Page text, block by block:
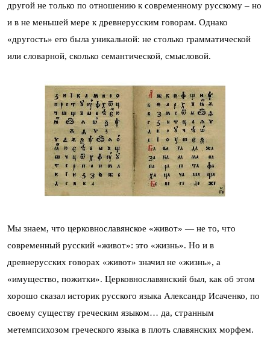
другой не только по отношению к современному русскому – но
и в не меньшей мере к древнерусским говорам. Однако
«другость» его была уникальной: не столько грамматической
или словарной, сколько семантической, смысловой.
Мы знаем, что церковнославянское «живот» — не то, что
современный русский «живот»: это «жизнь». Но и в
древнерусских говорах «живот» значил не «жизнь», а
«имущество, пожитки». Церковнославянский был, как об этом
хорошо сказал историк русского языка Александр Исаченко, по
своему существу греческим языком… да, странным
метемпсихозом греческого языка в плоть славянских морфем.